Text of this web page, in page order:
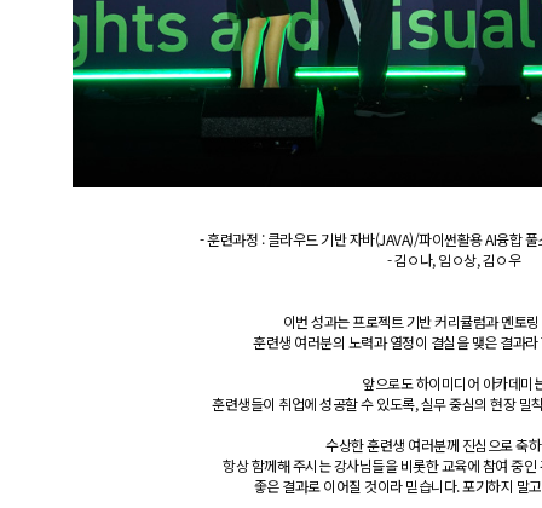
- 훈련과정 : 클라우드 기반 자바(JAVA)/파이썬활용 AI융합
- 김ㅇ나, 임ㅇ상, 김ㅇ우
이번 성과는 프로젝트 기반 커리큘럼과 멘토
훈련생 여러분의 노력과 열정이 결실을 맺은 결과
앞으로도 하이미디어 아카데미
훈련생들이 취업에 성공할 수 있도록, 실무 중심의 현장 밀
수상한 훈련생 여러분께 진심으로 축
항상 함께해 주시는 강사님들을 비롯한 교육에 참여 중
좋은 결과로 이어질 것이라 믿습니다. 포기하지 말